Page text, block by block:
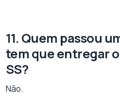
11. Quem passou
tem que entregar
SS?
Não.